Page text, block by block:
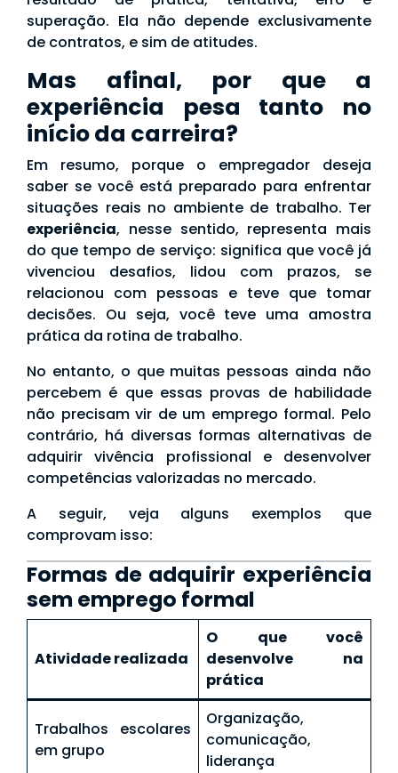
superação. Ela não depende exclusivamente
de contratos, e sim de atitudes.
Mas afinal, por que a
experiência pesa tanto no
início da carreira?
Em resumo, porque o empregador deseja
saber se você está preparado para enfrentar
situações reais no ambiente de trabalho. Ter
experiência, nesse sentido, representa mais
do que tempo de serviço: significa que você já
vivenciou desafios, lidou com prazos, se
relacionou com pessoas e teve que tomar
decisões. Ou seja, você teve uma amostra
prática da rotina de trabalho.
No entanto, o que muitas pessoas ainda não
percebem é que essas provas de habilidade
não precisam vir de um emprego formal. Pelo
contrário, há diversas formas alternativas de
adquirir vivência profissional e desenvolver
competências valorizadas no mercado.
A seguir, veja alguns exemplos que
comprovam isso:
Formas de adquirir experiência
sem emprego formal
Atividade realizada
O que você
desenvolve na
prática
Trabalhos escolares
em grupo
Organização,
comunicação,
liderança